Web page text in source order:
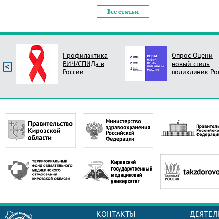
Все статьи
Профилактика
ВИЧ/СПИДа в
России
Опрос Оцени
новый стиль
поликлиник
КОНТАКТЫ